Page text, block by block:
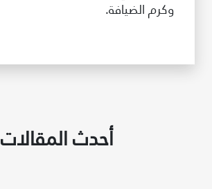
وكرم الضيافة.
أحدث المقالات